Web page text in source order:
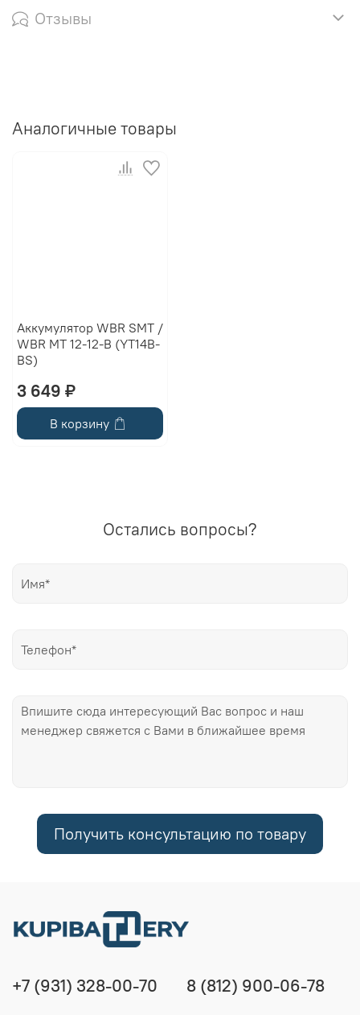
Отзывы
Аналогичные товары
Аккумулятор WBR SMT /
WBR MT 12-12-B (YT14В-
BS)
3 649 ₽
В корзину
Остались вопросы?
Получить консультацию по товару
+7 (931) 328-00-70 8 (812) 900-06-78